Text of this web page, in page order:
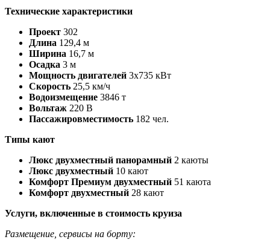
Технические характеристики
Проект 302
Длина 129,4 м
Ширина 16,7 м
Осадка 3 м
Мощность двигателей 3х735 кВт
Скорость 25,5 км/ч
Водоизмещение 3846 т
Вольтаж 220 В
Пассажировместимость 182 чел.
Типы кают
Люкс двухместный панорамный 2 каюты
Люкс двухместный 10 кают
Комфорт Премиум двухместный 51 каюта
Комфорт двухместный 28 кают
Услуги, включенные в стоимость круиза
Размещение, сервисы на борту: